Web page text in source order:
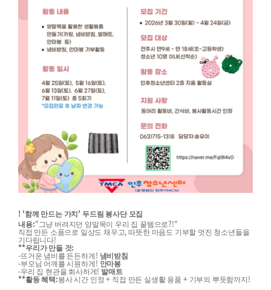
! '함께 만드는 가치' 두드림 봉사단 모집
내용:" 그냥 버려지던 양말목이 우리 집 꿀템으로?!"
직접 만든 소품으로 일상도 채우고,따뜻한 마음도 기부할 멋진 청소년들을
기다립니다!
**우리가 만들 것:
-뜨거운 냄비를 든든하게! 냄비받침
-부모님 어깨를 시원하게! 안마봉
-우리 집 현관을 화사하게!발매트
**활동 혜택:봉사 시간 인정+ 직접 만든 실생활 용품 + 기부의 뿌듯함까지 !